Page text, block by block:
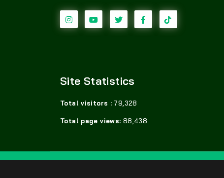
Site Statistics
Total visitors : 79,328
Total page views: 88,438